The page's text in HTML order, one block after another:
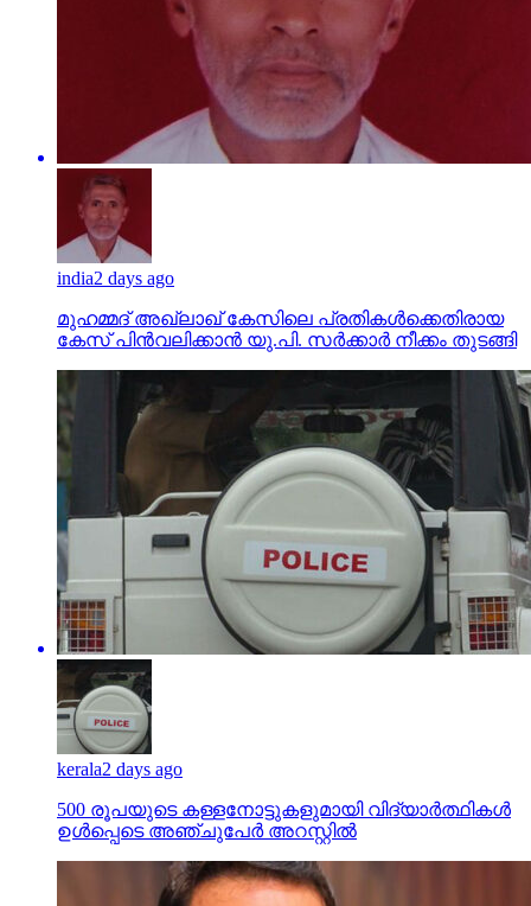
india2 days ago
മുഹമ്മദ് അഖ്‌ലാഖ് കേസിലെ പ്രതികള്‍ക്കെതിരായ
കേസ് പിന്‍വലിക്കാന്‍ യു.പി. സര്‍ക്കാര്‍ നീക്കം തുടങ്ങി
kerala2 days ago
500 രൂപയുടെ കള്ളനോട്ടുകളുമായി വിദ്യാര്‍ത്ഥികള്‍
ഉള്‍പ്പെടെ അഞ്ചുപേര്‍ അറസ്റ്റില്‍